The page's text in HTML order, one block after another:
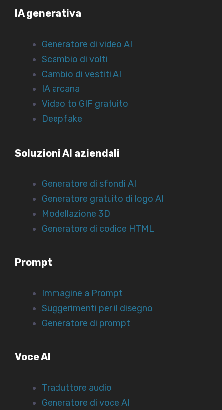
IA generativa
Generatore di video AI
Scambio di volti
Cambio di vestiti AI
IA arcana
Video to GIF gratuito
Deepfake
Soluzioni AI aziendali
Generatore di sfondi AI
Generatore gratuito di logo AI
Modellazione 3D
Generatore di codice HTML
Prompt
Immagine a Prompt
Suggerimenti per il disegno
Generatore di prompt
Voce AI
Traduttore audio
Generatore di voce AI